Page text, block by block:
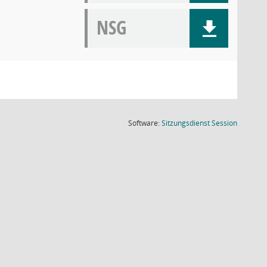
NSG
Software:SitzungsdienstSession(Wird in